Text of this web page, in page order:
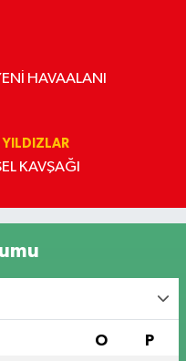
TRABZON, YENİ HAVAALANI
KAVŞAĞI
O P